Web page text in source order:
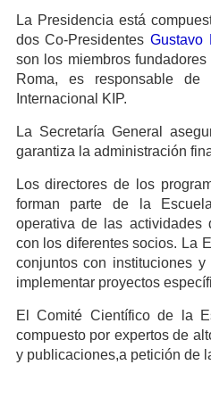
La Presidencia está
dos Co-Presidentes Gustavo
son los miembros
Roma, es responsable
Internacional KIP.
La Secretaría General
garantiza la administración
Los directores de los
forman parte de la
operativa de las actividades
con los diferentes socios. La
conjuntos con instituciones
implementar proyectos
El Comité Científico de la
compuesto por expertos de
y publicaciones,a petición de